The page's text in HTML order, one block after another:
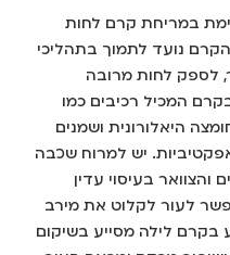
במריחת קרם לחות
נועד לתמוך בתהליכי
לחות מרובה
המכיל רכיבים כמו
היאלורונית ושמנים
יש למרוח שכבה
בעיסוי עדין
לעור לקלוט את מירב
לילה מסייע בשיקום